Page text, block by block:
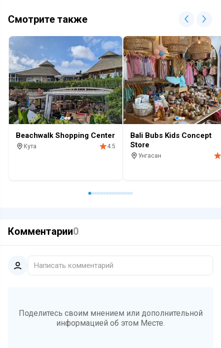
Смотрите также
Beachwalk Shopping Center
Кута
4.5
Красивый вид
Bali Bubs Kids Concept
Store
Унгасан
Комментарии0
Написать комментарий
Поделитесь своим мнением или дополнительной
информацией об этом Месте.